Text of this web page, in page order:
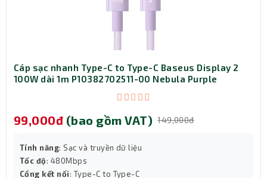
năng, bao gồm nút cuộn trang, nút điều hướng và
các chức năng tùy chỉnh khác, giúp người dùng
dụng tốt hơn.
Chuột ZADEZ M-382B sử dụng công nghệ
Bluetooth 3.0 và Bluetooth 5.1, cho phép kết nối
Cáp sạc nhanh Type-C to Type-C Baseus Display 2
100W dài 1m P10382702511-00 Nebula Purple
99,000đ (bao gồm VAT) 149,000đ
Tính năng: Sạc và truyền dữ liệu
Tốc độ: 480Mbps
Cổng kết nối: Type-C to Type-C